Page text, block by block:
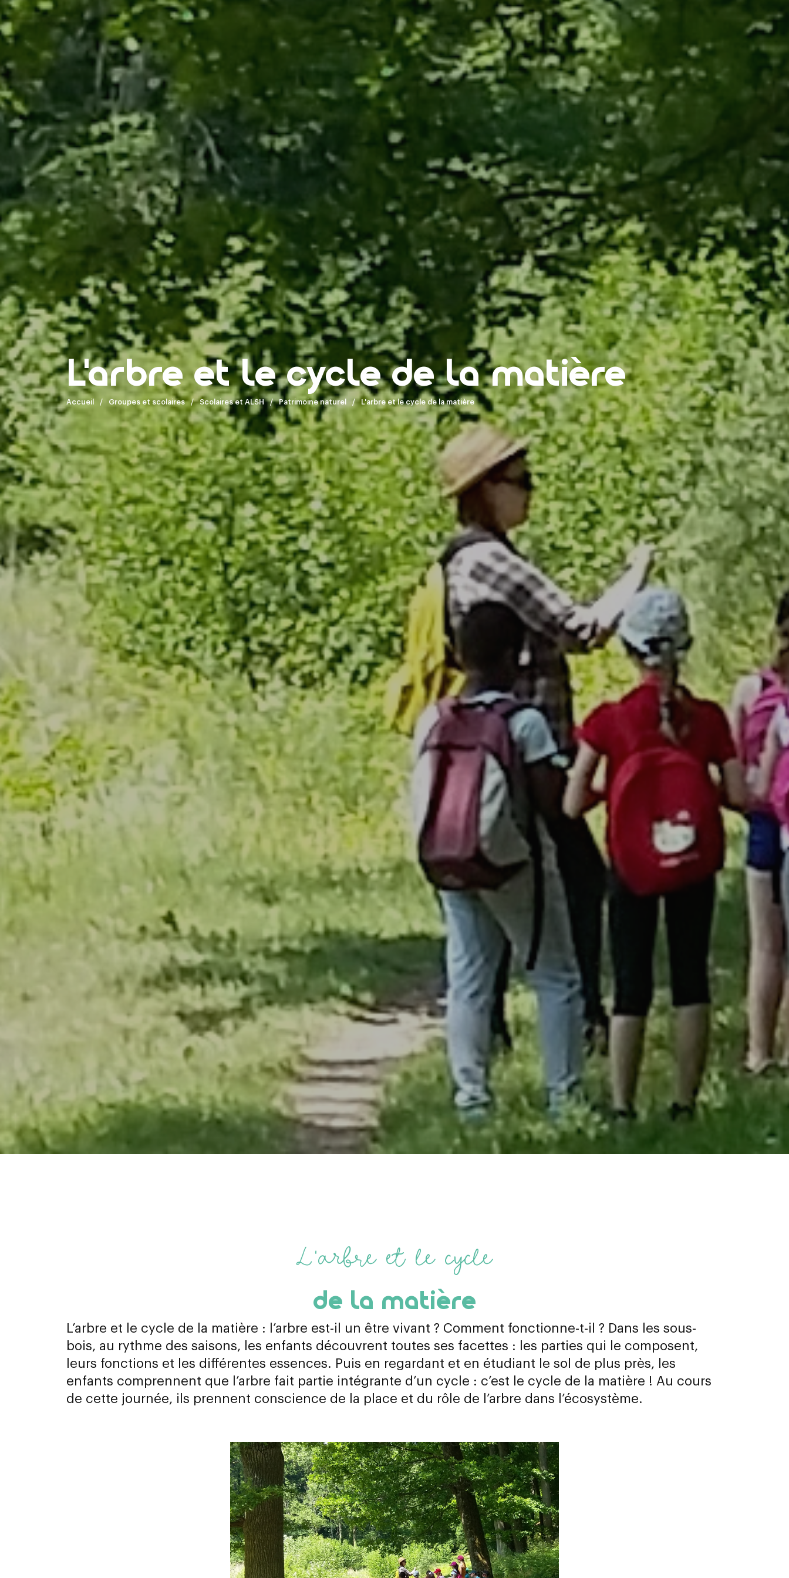
L'arbre et le cycle de la matière
Accueil Groupes et scolaires Scolaires et ALSH Patrimoine naturel L'arbre et le cycle de la matière
L’arbre et le cycle
de la matière
L’arbre et le cycle de la matière : l’arbre est-il un être vivant ? Comment fonctionne-t-il ? Dans les sous-
bois, au rythme des saisons, les enfants découvrent toutes ses facettes : les parties qui le composent,
leurs fonctions et les différentes essences. Puis en regardant et en étudiant le sol de plus près, les
enfants comprennent que l’arbre fait partie intégrante d’un cycle : c’est le cycle de la matière ! Au cours
de cette journée, ils prennent conscience de la place et du rôle de l’arbre dans l’écosystème.